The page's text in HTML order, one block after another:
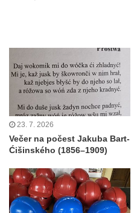
23. 7. 2026
Večer na počest Jakuba Bart-
Ćišinského (1856–1909)